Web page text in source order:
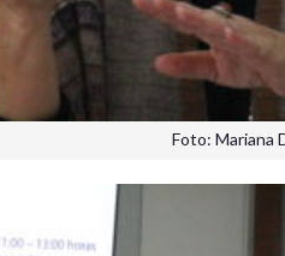
Foto: Mariana